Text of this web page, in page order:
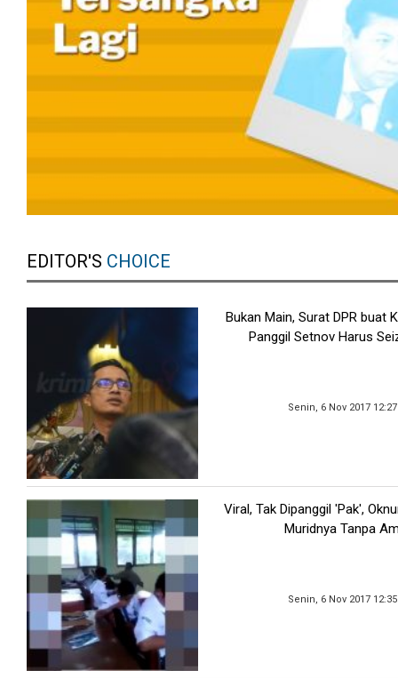
EDITOR'S CHOICE
Bukan Main, Surat DPR buat
Panggil Setnov Harus
Senin, 6 Nov 2017
Viral, Tak Dipanggil 'Pak',
Muridnya Tanpa
Senin, 6 Nov 2017